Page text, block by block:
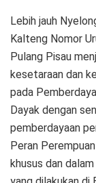
Lebih jauh
Kalteng Nomor
Pulang Pisau
kesetaraan dan
pada
Dayak dengan
pemberdayaan
Peran
khusus dan